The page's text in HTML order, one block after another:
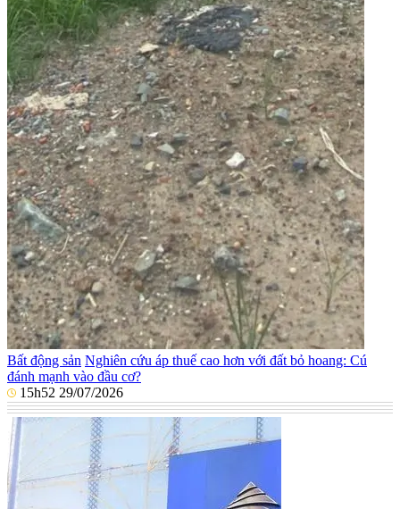
Bất động sản Nghiên cứu áp thuế cao hơn với đất bỏ hoang: Cú
đánh mạnh vào đầu cơ?
15h52 29/07/2026